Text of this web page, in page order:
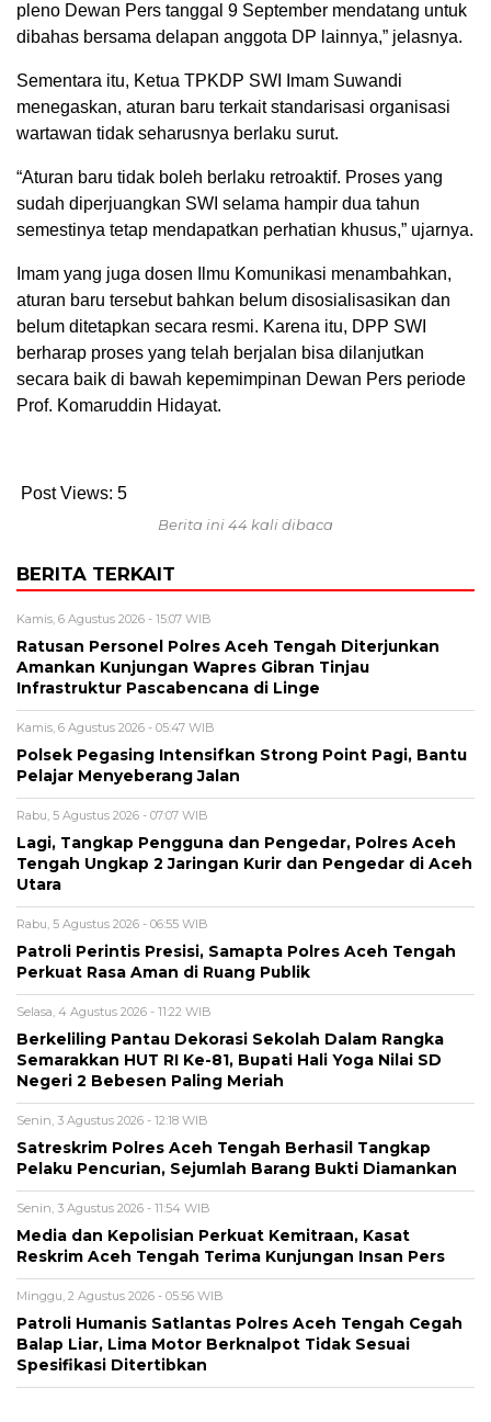
pleno Dewan Pers tanggal 9 September mendatang untuk
dibahas bersama delapan anggota DP lainnya,” jelasnya.
Sementara itu, Ketua TPKDP SWI Imam Suwandi
menegaskan, aturan baru terkait standarisasi organisasi
wartawan tidak seharusnya berlaku surut.
“Aturan baru tidak boleh berlaku retroaktif. Proses yang
sudah diperjuangkan SWI selama hampir dua tahun
semestinya tetap mendapatkan perhatian khusus,” ujarnya.
Imam yang juga dosen Ilmu Komunikasi menambahkan,
aturan baru tersebut bahkan belum disosialisasikan dan
belum ditetapkan secara resmi. Karena itu, DPP SWI
berharap proses yang telah berjalan bisa dilanjutkan
secara baik di bawah kepemimpinan Dewan Pers periode
Prof. Komaruddin Hidayat.
Post Views: 5
Berita ini 44 kali dibaca
BERITA TERKAIT
Kamis, 6 Agustus 2026 - 15:07 WIB
Ratusan Personel Polres Aceh Tengah Diterjunkan
Amankan Kunjungan Wapres Gibran Tinjau
Infrastruktur Pascabencana di Linge
Kamis, 6 Agustus 2026 - 05:47 WIB
Polsek Pegasing Intensifkan Strong Point Pagi, Bantu
Pelajar Menyeberang Jalan
Rabu, 5 Agustus 2026 - 07:07 WIB
Lagi, Tangkap Pengguna dan Pengedar, Polres Aceh
Tengah Ungkap 2 Jaringan Kurir dan Pengedar di Aceh
Utara
Rabu, 5 Agustus 2026 - 06:55 WIB
Patroli Perintis Presisi, Samapta Polres Aceh Tengah
Perkuat Rasa Aman di Ruang Publik
Selasa, 4 Agustus 2026 - 11:22 WIB
Berkeliling Pantau Dekorasi Sekolah Dalam Rangka
Semarakkan HUT RI Ke-81, Bupati Hali Yoga Nilai SD
Negeri 2 Bebesen Paling Meriah
Senin, 3 Agustus 2026 - 12:18 WIB
Satreskrim Polres Aceh Tengah Berhasil Tangkap
Pelaku Pencurian, Sejumlah Barang Bukti Diamankan
Senin, 3 Agustus 2026 - 11:54 WIB
Media dan Kepolisian Perkuat Kemitraan, Kasat
Reskrim Aceh Tengah Terima Kunjungan Insan Pers
Minggu, 2 Agustus 2026 - 05:56 WIB
Patroli Humanis Satlantas Polres Aceh Tengah Cegah
Balap Liar, Lima Motor Berknalpot Tidak Sesuai
Spesifikasi Ditertibkan